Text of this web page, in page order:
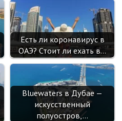
Есть ли коронавирус в
ОАЭ? Стоит ли ехать в…
Bluewaters в Дубае —
искусственный
полуостров,…